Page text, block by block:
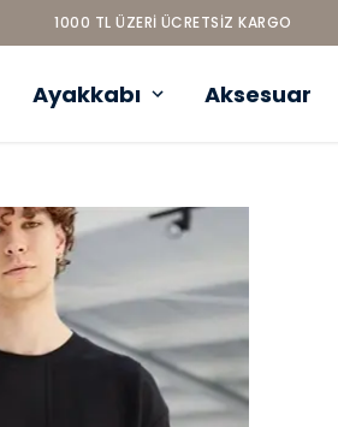
1000 TL ÜZERI ÜCRETSIZ KARGO
Ayakkabı Aksesuar